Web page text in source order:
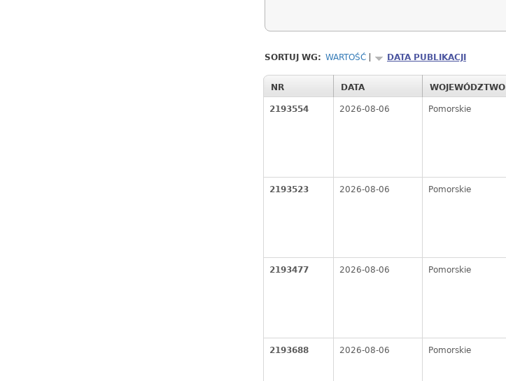
SORTUJ WG: WARTOŚĆ DATA PUBLIKACJI
NR DATA WOJEWÓDZTWO
2193554 2026-08-06 Pomorskie
2193523 2026-08-06 Pomorskie
2193477 2026-08-06 Pomorskie
2193688 2026-08-06 Pomorskie